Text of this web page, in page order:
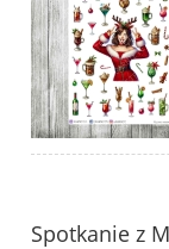
Spotkanie z